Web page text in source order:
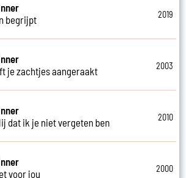
begrijpt
2019
je zachtjes aangeraakt
2003
dat ik je niet vergeten ben
2010
voor jou
2000